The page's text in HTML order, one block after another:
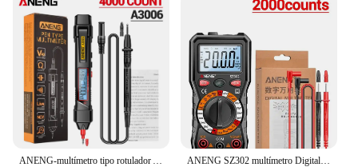
ANENG-multímetro tipo rotulador A3006, multímetro Digital de valores eficaces verdaderos de 4000 recuentos, probador de voltaje de corriente CA/CC, medidor de diodo de capacitancia Ohm ANENG SZ302 multímetro Digital LCD, corriente de CA y CC, diodo de voltaje, multímetro de freguencia, pantalla luminosa automática, herramientas de prueba